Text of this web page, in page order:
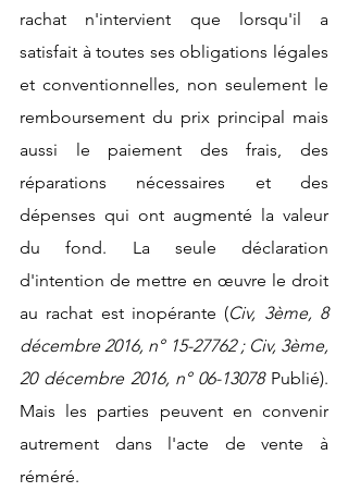
rachat n'intervient que lorsqu'il a
satisfait à toutes ses obligations légales
et conventionnelles, non seulement le
remboursement du prix principal mais
aussi le paiement des frais, des
réparations nécessaires et des
dépenses qui ont augmenté la valeur
du fond. La seule déclaration
d'intention de mettre en œuvre le droit
au rachat est inopérante (Civ, 3ème, 8
décembre 2016, n° 15-27762 ; Civ, 3ème,
20 décembre 2016, n° 06-13078 Publié).
Mais les parties peuvent en convenir
autrement dans l'acte de vente à
réméré.